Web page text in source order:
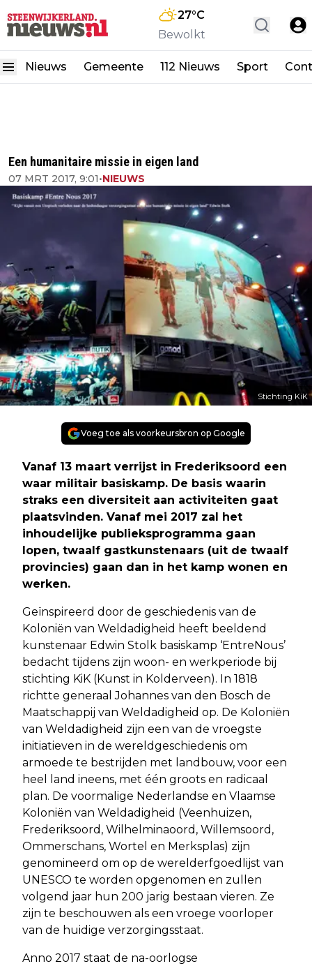
27°C
Bewolkt
Nieuws Gemeente 112 Nieuws Sport
Een humanitaire missie in eigen land
07 MRT 2017, 9:01•NIEUWS
Stichting KiK
Voeg toe als voorkeursbron op Google
Vanaf 13 maart verrijst in Frederiksoord een
waar militair basiskamp. De basis waarin
straks een diversiteit aan activiteiten gaat
plaatsvinden. Vanaf mei 2017 zal het
inhoudelijke publieksprogramma gaan
lopen, twaalf gastkunstenaars (uit de twaalf
provincies) gaan dan in het kamp wonen en
werken.
Geïnspireerd door de geschiedenis van de
Koloniën van Weldadigheid heeft beeldend
kunstenaar Edwin Stolk basiskamp ‘EntreNous’
bedacht tijdens zijn woon- en werkperiode bij
stichting KiK (Kunst in Kolderveen). In 1818
richtte generaal Johannes van den Bosch de
Maatschappij van Weldadigheid op. De Koloniën
van Weldadigheid zijn een van de vroegste
initiatieven in de wereldgeschiedenis om
armoede te bestrijden met landbouw, voor een
heel land ineens, met één groots en radicaal
plan. De voormalige Nederlandse en Vlaamse
Koloniën van Weldadigheid (Veenhuizen,
Frederiksoord, Wilhelminaoord, Willemsoord,
Ommerschans, Wortel en Merksplas) zijn
genomineerd om op de werelderfgoedlijst van
UNESCO te worden opgenomen en zullen
volgend jaar hun 200 jarig bestaan vieren. Ze
zijn te beschouwen als een vroege voorloper
van de huidige verzorgingsstaat.
Anno 2017 staat de na-oorlogse